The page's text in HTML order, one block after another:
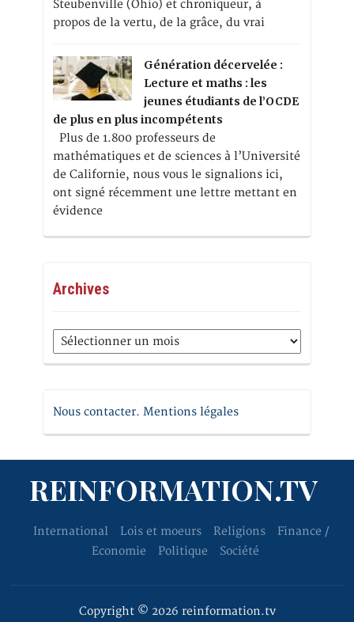
Steubenville (Ohio) et chroniqueur, à
propos de la vertu, de la grâce, du vrai
Génération décervelée :
Lecture et maths : les
jeunes étudiants de l’OCDE
de plus en plus incompétents
Plus de 1.800 professeurs de
mathématiques et de sciences à l’Université
de Californie, nous vous le signalions ici,
ont signé récemment une lettre mettant en
évidence
Archives
Archives
Nous contacter. Mentions légales
REINFORMATION.TV
International Lois et moeurs Religions
Finance /
Economie
Politique Société
Copyright © 2026 reinformation.tv